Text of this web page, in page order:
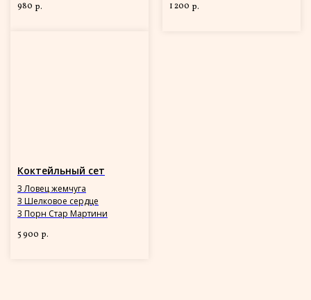
980 р. 1 200 р.
Коктейльный сет
3 Ловец жемчуга
3 Шелковое сердце
3 Порн Стар Мартини
5 900 р.